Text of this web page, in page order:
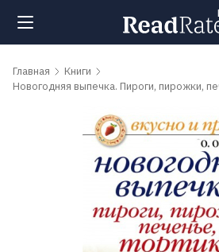
Поиск
Главная
Книги
Новогодняя выпечка. Пироги, пирожки,